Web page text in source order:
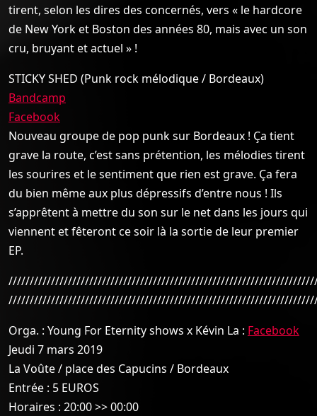
tirent, selon les dires des concernés, vers « le hardcore
de New York et Boston des années 80, mais avec un son
cru, bruyant et actuel » !
STICKY SHED (Punk rock mélodique / Bordeaux)
Bandcamp
Facebook
Nouveau groupe de pop punk sur Bordeaux ! Ça tient
grave la route, c’est sans prétention, les mélodies tirent
les sourires et le sentiment que rien est grave. Ça fera
du bien même aux plus dépressifs d’entre nous ! Ils
s’apprêtent à mettre du son sur le net dans les jours qui
viennent et fêteront ce soir là la sortie de leur premier
EP.
Orga. : Young For Eternity shows x Kévin La : Facebook
Jeudi 7 mars 2019
La Voûte / place des Capucins / Bordeaux
Entrée : 5 EUROS
Horaires : 20:00 >> 00:00